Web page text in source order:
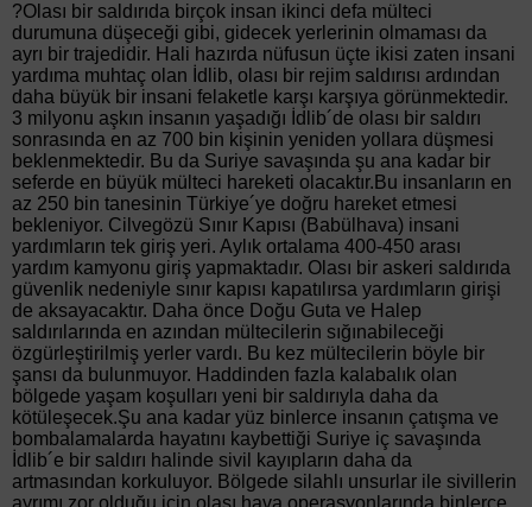
?Olası bir saldırıda birçok insan ikinci defa mülteci
durumuna düşeceği gibi, gidecek yerlerinin olmaması da
ayrı bir trajedidir. Hali hazırda nüfusun üçte ikisi zaten insani
yardıma muhtaç olan İdlib, olası bir rejim saldırısı ardından
daha büyük bir insani felaketle karşı karşıya görünmektedir.
3 milyonu aşkın insanın yaşadığı İdlib´de olası bir saldırı
sonrasında en az 700 bin kişinin yeniden yollara düşmesi
beklenmektedir. Bu da Suriye savaşında şu ana kadar bir
seferde en büyük mülteci hareketi olacaktır.Bu insanların en
az 250 bin tanesinin Türkiye´ye doğru hareket etmesi
bekleniyor. Cilvegözü Sınır Kapısı (Babülhava) insani
yardımların tek giriş yeri. Aylık ortalama 400-450 arası
yardım kamyonu giriş yapmaktadır. Olası bir askeri saldırıda
güvenlik nedeniyle sınır kapısı kapatılırsa yardımların girişi
de aksayacaktır. Daha önce Doğu Guta ve Halep
saldırılarında en azından mültecilerin sığınabileceği
özgürleştirilmiş yerler vardı. Bu kez mültecilerin böyle bir
şansı da bulunmuyor. Haddinden fazla kalabalık olan
bölgede yaşam koşulları yeni bir saldırıyla daha da
kötüleşecek.Şu ana kadar yüz binlerce insanın çatışma ve
bombalamalarda hayatını kaybettiği Suriye iç savaşında
İdlib´e bir saldırı halinde sivil kayıpların daha da
artmasından korkuluyor. Bölgede silahlı unsurlar ile sivillerin
ayrımı zor olduğu için olası hava operasyonlarında binlerce